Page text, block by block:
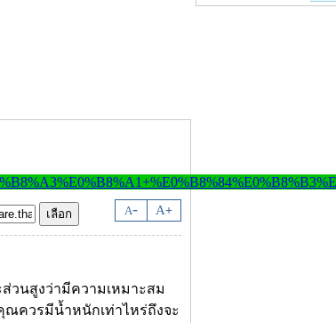
A- A+
วนสูงว่ามีความเหมาะสม
ณควรมีน้ำหนักเท่าไหร่ถึงจะ